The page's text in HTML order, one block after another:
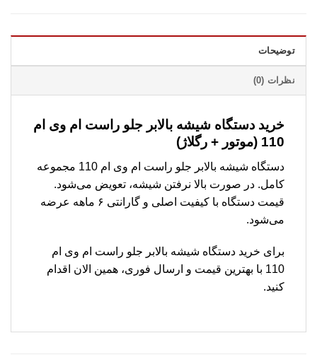
توضیحات
نظرات (0)
خرید دستگاه شیشه بالابر جلو راست ام وی ام
110 (موتور + رگلاژ)
دستگاه شیشه بالابر جلو راست ام وی ام 110 مجموعه
کامل. در صورت بالا نرفتن شیشه، تعویض می‌شود.
قیمت دستگاه با کیفیت اصلی و گارانتی ۶ ماهه عرضه
می‌شود.
برای خرید دستگاه شیشه بالابر جلو راست ام وی ام
110 با بهترین قیمت و ارسال فوری، همین الان اقدام
کنید.